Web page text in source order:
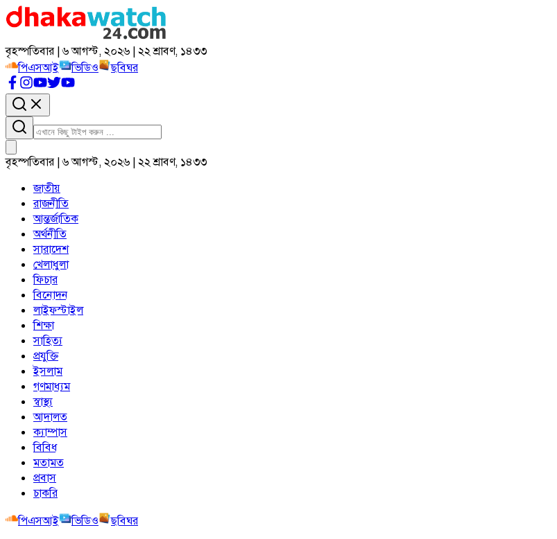
বৃহস্পতিবার | ৬ আগস্ট, ২০২৬ | ২২ শ্রাবণ, ১৪৩৩
পিএসআই
ভিডিও ছবিঘর
বৃহস্পতিবার | ৬ আগস্ট, ২০২৬ | ২২ শ্রাবণ, ১৪৩৩
জাতীয়
রাজনীতি
আন্তর্জাতিক
অর্থনীতি
সারাদেশ
খেলাধুলা
ফিচার
বিনোদন
লাইফস্টাইল
শিক্ষা
সাহিত্য
প্রযুক্তি
ইসলাম
গণমাধ্যম
স্বাস্থ্য
আদালত
ক্যাম্পাস
বিবিধ
মতামত
প্রবাস
চাকরি
পিএসআই
ভিডিও
ছবিঘর